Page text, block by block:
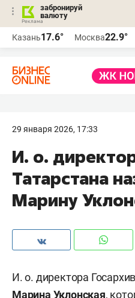
забронируй
валюту
Казань17.6° Москва22.9°
29 января 2026, 17:33
И. о.
Татарстана
Марину
И. о. директора
Марина Уклонская,